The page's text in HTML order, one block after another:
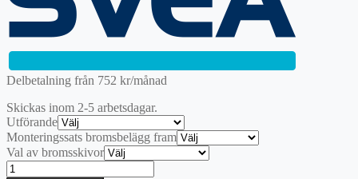
Delbetalning från 752 kr/månad
Skickas inom 2-5 arbetsdagar.
Utförande
Monteringssats bromsbelägg fram
Val av bromsskivor
Fram